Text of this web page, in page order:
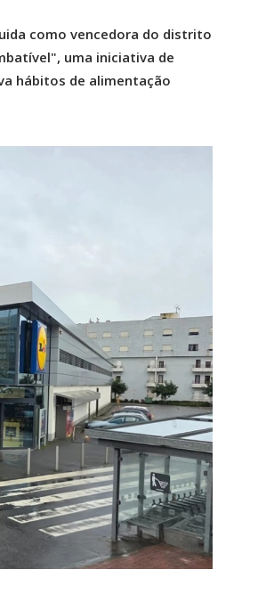
como vencedora do distrito
uma iniciativa de
hábitos de alimentação